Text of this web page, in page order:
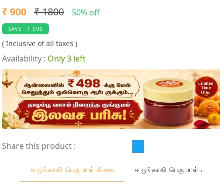
₹ 900 ₹ 1800 50% off
SAVE : ₹ 900
( Inclusive of all taxes )
Availability : Only 3 left
Share this product :
கருங்காலி பெருமாள் சிலை கருங்காலி பெருமாள்